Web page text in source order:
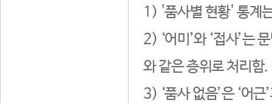
1) '품사별 현황' 통계
2) ‘어미’와 ‘접사’는
와 같은 층위로 처리함.
3) ‘품사 없음’은 ‘어